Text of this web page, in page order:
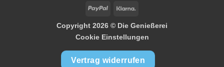
PayPal
Copyright 2026 © Die Genießerei
Cookie Einstellungen
Vertrag widerrufen